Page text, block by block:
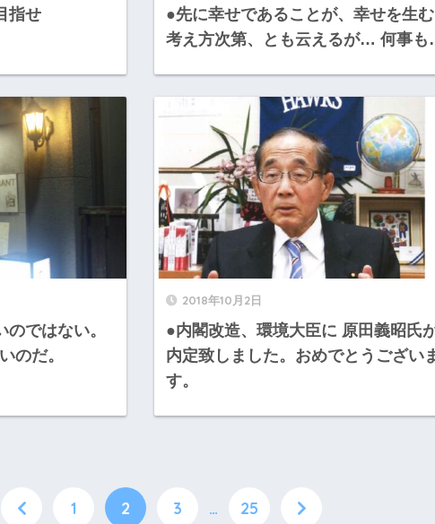
指せ
●先に幸せであることが、幸せを生
考え方次第、とも云えるが… 何事
ではない。
のだ。
2018年10月2日
●内閣改造、環境大臣に 原田義昭氏
内定致しました。おめでとうござい
す。
1 2 3 … 25